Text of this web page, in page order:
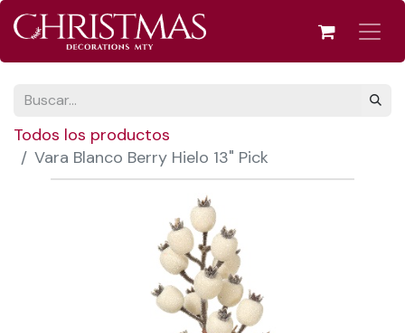
Todos los productos
Vara Blanco Berry Hielo 13" Pick